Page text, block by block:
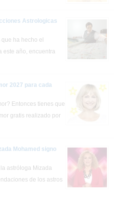
Astrologicas
ha hecho el
este año, encuentra
2027 para cada
Entonces tienes que
gratis realizado por
Mohamed signo
astróloga Mizada
de los astros